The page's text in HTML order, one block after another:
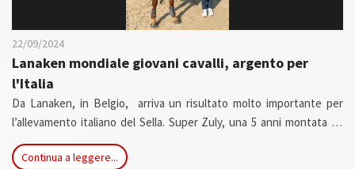
22/09/2024
Lanaken mondiale giovani cavalli, argento per
l'Italia
Da Lanaken, in Belgio, arriva un risultato molto importante per
l’allevamento italiano del Sella. Super Zuly, una 5 anni montata da
Diego Pagano del Girasole Team, ha infatti conquistato l’argento
nella propria categoria ai FEI WBFSH Jumping World Breeding
Continua a leggere...